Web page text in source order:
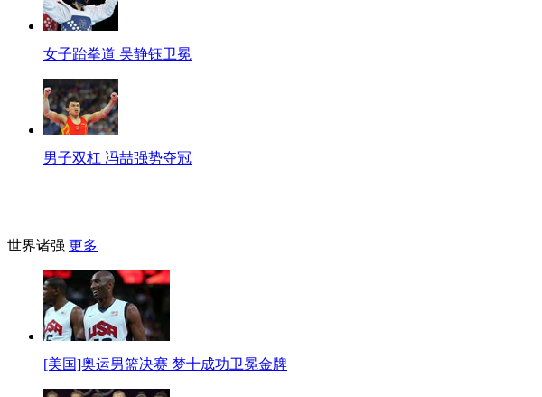
女子跆拳道 吴静钰卫冕
男子双杠 冯喆强势夺冠
世界诸强 更多
[美国]奥运男篮决赛 梦十成功卫冕金牌